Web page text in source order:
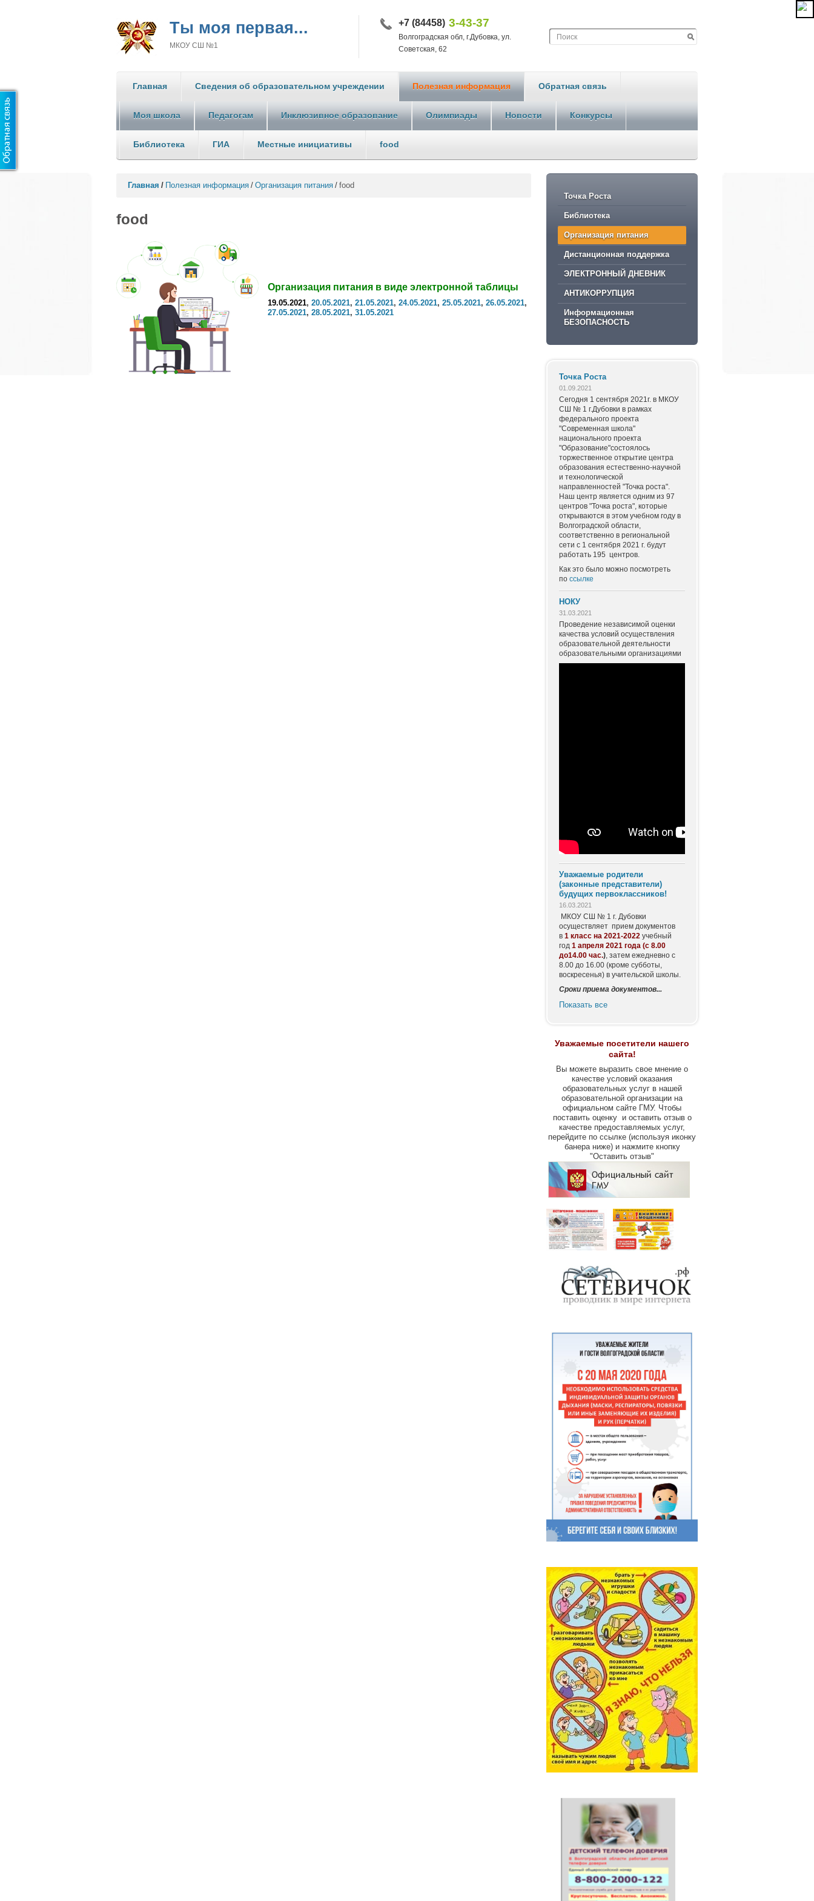
Ты моя первая...
МКОУ СШ №1
+7 (84458) 3-43-37
Волгоградская обл, г.Дубовка, ул.
Советская, 62
Главная Сведения об образовательном учреждении Полезная информация Обратная связь
Моя школа Педагогам Инклюзивное образование Олимпиады Новости Конкурсы
Библиотека ГИА Местные инициативы food
Главная / Полезная информация / Организация питания / food
food
Организация питания в виде электронной таблицы
19.05.2021, 20.05.2021, 21.05.2021, 24.05.2021, 25.05.2021, 26.05.2021,
27.05.2021, 28.05.2021, 31.05.2021
Точка Роста
Библиотека
Организация питания
Дистанционная поддержка
ЭЛЕКТРОННЫЙ ДНЕВНИК
АНТИКОРРУПЦИЯ
Информационная
БЕЗОПАСНОСТЬ
Точка Роста
01.09.2021
Сегодня 1 сентября 2021г. в МКОУ
СШ № 1 г.Дубовки в рамках
федерального проекта
"Современная школа"
национального проекта
"Образование"состоялось
торжественное открытие центра
образования естественно-научной
и технологической
направленностей "Точка роста".
Наш центр является одним из 97
центров "Точка роста", которые
открываются в этом учебном году в
Волгоградской области,
соответственно в региональной
сети с 1 сентября 2021 г. будут
работать 195 центров.
Как это было можно посмотреть
по ссылке
НОКУ
31.03.2021
Проведение независимой оценки
качества условий осуществления
образовательной деятельности
образовательными организациями
Уважаемые родители
(законные представители)
будущих первоклассников!
16.03.2021
МКОУ СШ № 1 г. Дубовки
осуществляет прием документов
в 1 класс на 2021-2022 учебный
год 1 апреля 2021 года (с 8.00
до14.00 час.), затем ежедневно с
8.00 до 16.00 (кроме субботы,
воскресенья) в учительской школы.
Сроки приема документов...
Показать все
Уважаемые посетители нашего
сайта!
Вы можете выразить свое мнение о
качестве условий оказания
образовательных услуг в нашей
образовательной организации на
официальном сайте ГМУ. Чтобы
поставить оценку и оставить отзыв о
качестве предоставляемых услуг,
перейдите по ссылке (используя иконку
банера ниже) и нажмите кнопку
"Оставить отзыв"